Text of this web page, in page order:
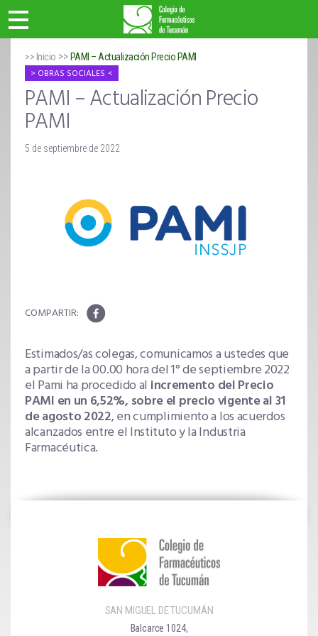
>> Inicio >> PAMI – Actualización Precio PAMI
OBRAS SOCIALES
PAMI – Actualización Precio
PAMI
5 de septiembre de 2022
Estimados/as colegas, comunicamos a ustedes que
a partir de la 00.00 hora del 1° de septiembre 2022
el Pami ha procedido al incremento del Precio
PAMI en un 6,52%, sobre el precio vigente al 31
de agosto 2022, en cumplimiento a los acuerdos
alcanzados entre el Instituto y la Industria
Farmacéutica.
SAN MIGUEL DE TUCUMÁN
Balcarce 1024,